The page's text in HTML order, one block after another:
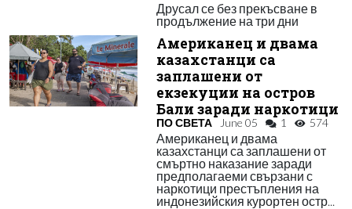
Друсал се без прекъсване в
продължение на три дни
Американец и двама
казахстанци са
заплашени от
екзекуции на остров
Бали заради наркотици
ПО СВЕТА June 05 1 574
Американец и двама
казахстанци са заплашени от
смъртно наказание заради
предполагаеми свързани с
наркотици престъпления на
индонезийския курортен остр...